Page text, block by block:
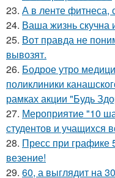
23. А в ленте фитнеса,
24. Ваша жизнь скучна
25. Вот правда не
вывозят.
26. Бодрое утро
поликлиники
рамках акции "Будь
27. Мероприятие "10
студентов и учащихся
28. Пресс при графике
везение!
29. 60, а выглядит на